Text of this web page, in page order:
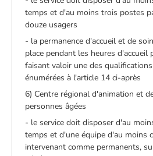
temps et d'au moins trois postes
douze usagers
- la permanence d'accueil et de
place pendant les heures d'accueil
faisant valoir une des
énumérées à l'article 14 ci-après
6) Centre régional d'animation et
personnes âgées
- le service doit disposer d'au
temps et d'une équipe d'au moins
intervenant comme permanents,